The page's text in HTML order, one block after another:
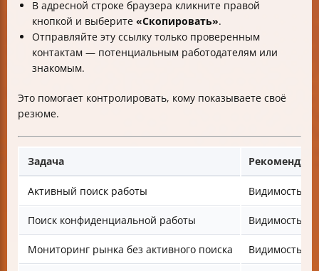
В адресной строке браузера кликните правой
кнопкой и выберите «Скопировать».
Отправляйте эту ссылку только проверенным
контактам — потенциальным работодателям или
знакомым.
Это помогает контролировать, кому показываете своё
резюме.
Задача
Активный поиск работы Видимость
Поиск конфиденциальной работы Видимость
Мониторинг рынка без активного поиска Видимость